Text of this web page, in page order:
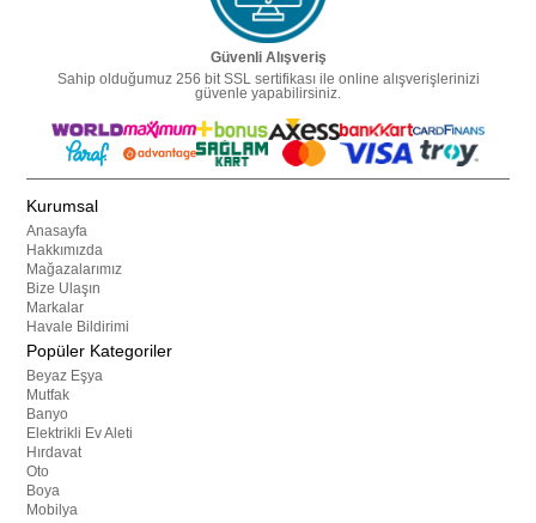
Güvenli Alışveriş
Sahip olduğumuz 256 bit SSL sertifikası ile online alışverişlerinizi
güvenle yapabilirsiniz.
Kurumsal
Anasayfa
Hakkımızda
Mağazalarımız
Bize Ulaşın
Markalar
Havale Bildirimi
Popüler Kategoriler
Beyaz Eşya
Mutfak
Banyo
Elektrikli Ev Aleti
Hırdavat
Oto
Boya
Mobilya